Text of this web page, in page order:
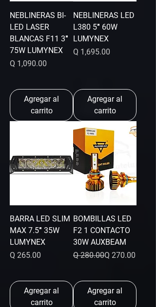
NEBLINERAS BI-
LED LASER
BLANCAS F11 3″
75W LUMYNEX
Precio
Q 1,090.00
Agregar al
carrito
NEBLINERAS LED
L380 5″ 60W
LUMYNEX
Precio
Q 1,695.00
Agregar al
carrito
BARRA LED SLIM
MAX 7.5″ 35W
LUMYNEX
Precio
Q 265.00
Agregar al
carrito
BOMBILLAS LED
F2 1 CONTACTO
30W AUXBEAM
Precio
Q 280.00
Precio de oferta
Q 270.00
Agregar al
carrito